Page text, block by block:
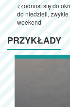
<<odnosi się do
do niedzieli,
weekend
PRZYKŁADY